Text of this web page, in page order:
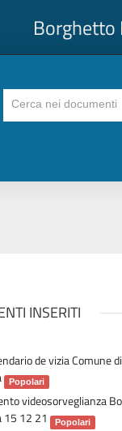
INSERITI
de vizia Comune
Popolari
videosorveglianza
15 12 21
Popolari